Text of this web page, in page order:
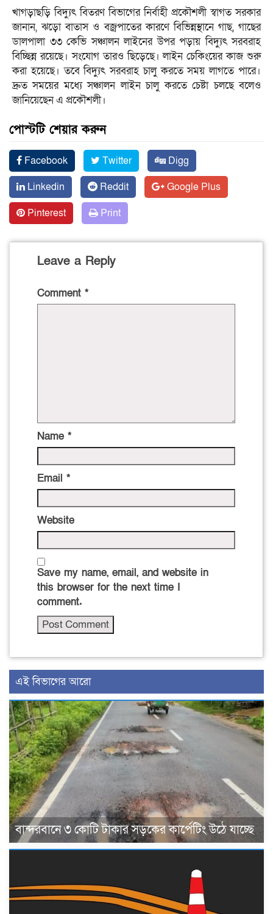
খাগড়াছড়ি বিদ্যুৎ বিতরণ বিভাগের নির্বাহী প্রকৌশলী স্বাগত সরকার
জানান, ঝড়ো বাতাস ও বজ্রপাতের কারণে বিভিন্নস্থানে গাছ, গাছের
ডালপালা ৩৩ কেভি সঞ্চালন লাইনের উপর পড়ায় বিদ্যুৎ সরবরাহ
বিচ্ছিন্ন রয়েছে। সংযোগ তারও ছিড়েছে। লাইন চেকিংয়ের কাজ শুরু
করা হয়েছে। তবে বিদ্যুৎ সরবরাহ চালু করতে সময় লাগতে পারে।
দ্রুত সময়ের মধ্যে সঞ্চালন লাইন চালু করতে চেষ্টা চলছে বলেও
জানিয়েছেন এ প্রকৌশলী।
পোস্টটি শেয়ার করুন
Facebook Twitter
Digg
Linkedin
Reddit
Google Plus
Pinterest
Print
Leave a Reply
Comment *
Name *
Email *
Website
Save my name, email, and website in
this browser for the next time I
comment.
এই বিভাগের আরো
বান্দরবানে ৩ কোটি টাকার সড়কের কার্পেটিং উঠে যাচ্ছে